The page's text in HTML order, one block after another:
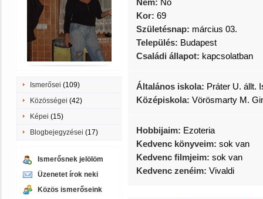
Ismerősei (109)
Közösségei (42)
Képei (15)
Blogbejegyzései (17)
Ismerősnek jelölöm
Üzenetet írok neki
Közös ismerőseink
Nem: Nő
Kor: 69
Születésnap: március 03.
Település: Budapest
Családi állapot: kapcsolatban
Általános iskola: Práter U. állt.
Középiskola: Vörösmarty M.
Hobbijaim: Ezoteria
Kedvenc könyveim: sok van
Kedvenc filmjeim: sok van
Kedvenc zenéim: Vivaldi